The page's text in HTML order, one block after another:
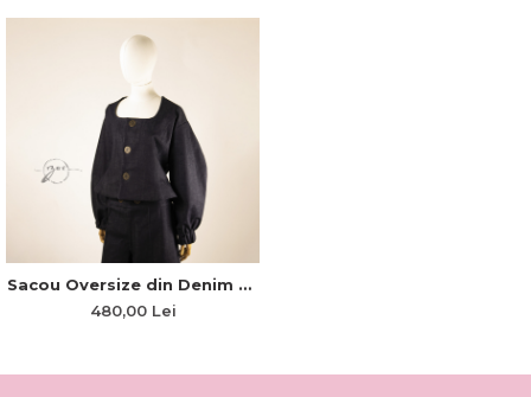
Sacou Oversize din Denim cu
Talie Accentuată
480,00 Lei